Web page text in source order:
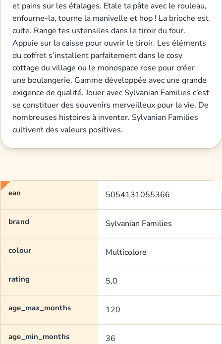
et pains sur les étalages. Etale ta pâte avec le rouleau,
enfourne-la, tourne la manivelle et hop ! La brioche est
cuite. Range tes ustensiles dans le tiroir du four.
Appuie sur la caisse pour ouvrir le tiroir. Les éléments
du coffret s’installent parfaitement dans le cosy
cottage du village ou le monospace rose pour créer
une boulangerie. Gamme développée avec une grande
exigence de qualité. Jouer avec Sylvanian Families c’est
se constituer des souvenirs merveilleux pour la vie. De
nombreuses histoires à inventer. Sylvanian Families
cultivent des valeurs positives.
ean 5054131055366
brand Sylvanian Families
colour Multicolore
rating 5,0
age_max_months 120
age_min_months 36